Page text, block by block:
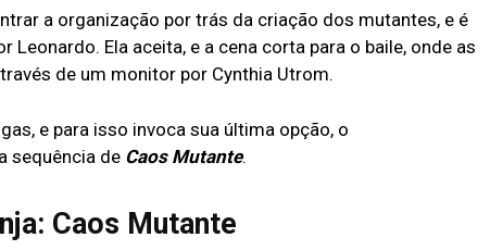
a organização por trás da criação dos mutantes, e é
Leonardo. Ela aceita, e a cena corta para o baile, onde as
de um monitor por Cynthia Utrom.
e para isso invoca sua última opção, o
sequência de Caos Mutante.
Caos Mutante